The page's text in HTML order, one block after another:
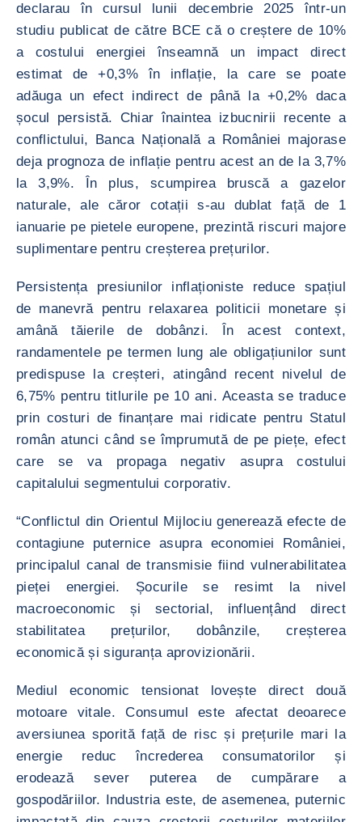
declarau în cursul lunii decembrie 2025 într-un
studiu publicat de către BCE că o creștere de 10%
a costului energiei înseamnă un impact direct
estimat de +0,3% în inflație, la care se poate
adăuga un efect indirect de până la +0,2% daca
șocul persistă. Chiar înaintea izbucnirii recente a
conflictului, Banca Națională a României majorase
deja prognoza de inflație pentru acest an de la 3,7%
la 3,9%. În plus, scumpirea bruscă a gazelor
naturale, ale căror cotații s-au dublat față de 1
ianuarie pe pietele europene, prezintă riscuri majore
suplimentare pentru creșterea prețurilor.
Persistența presiunilor inflaționiste reduce spațiul
de manevră pentru relaxarea politicii monetare și
amână tăierile de dobânzi. În acest context,
randamentele pe termen lung ale obligațiunilor sunt
predispuse la creșteri, atingând recent nivelul de
6,75% pentru titlurile pe 10 ani. Aceasta se traduce
prin costuri de finanțare mai ridicate pentru Statul
român atunci când se împrumută de pe piețe, efect
care se va propaga negativ asupra costului
capitalului segmentului corporativ.
“Conflictul din Orientul Mijlociu generează efecte de
contagiune puternice asupra economiei României,
principalul canal de transmisie fiind vulnerabilitatea
pieței energiei. Șocurile se resimt la nivel
macroeconomic și sectorial, influențând direct
stabilitatea prețurilor, dobânzile, creșterea
economică și siguranța aprovizionării.
Mediul economic tensionat lovește direct două
motoare vitale. Consumul este afectat deoarece
aversiunea sporită față de risc și prețurile mari la
energie reduc încrederea consumatorilor și
erodează sever puterea de cumpărare a
gospodăriilor. Industria este, de asemenea, puternic